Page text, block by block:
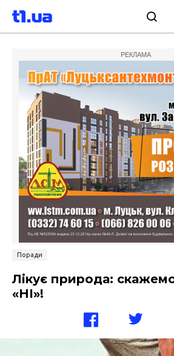
РЕКЛАМА
Поради
Лікує природа:
«НІ»!